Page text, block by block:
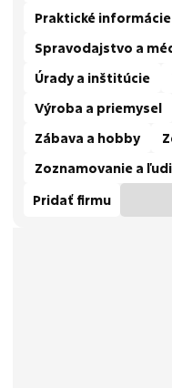
Praktické informácie
Spravodajstvo a
Úrady a inštitúcie
Výroba a priemysel
Zábava a hobby
Zoznamovanie a
Pridať firmu